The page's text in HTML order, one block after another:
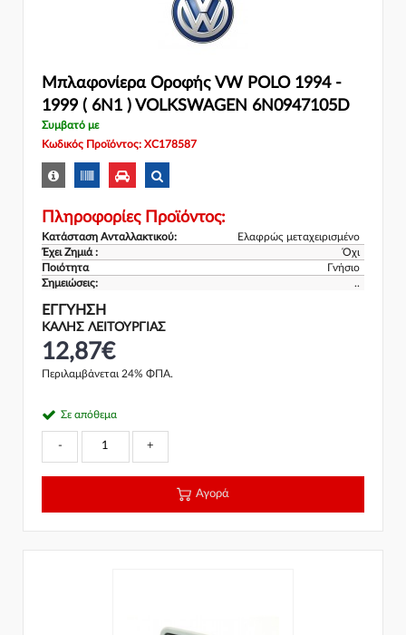
Μπλαφονίερα Οροφής VW POLO 1994 -
1999 ( 6N1 ) VOLKSWAGEN 6N0947105D
Συμβατό με
Κωδικός Προϊόντος: XC178587
Πληροφορίες Προϊόντος:
Κατάσταση Ανταλλακτικού:
Ελαφρώς μεταχειρισμένο
Έχει Ζημιά :
Όχι
Ποιότητα
Γνήσιο
Σημειώσεις:
..
ΕΓΓΎΗΣΗ
ΚΑΛΗΣ ΛΕΙΤΟΥΡΓΙΑΣ
12,87€
Περιλαμβάνεται 24% ΦΠΑ.
Σε απόθεμα
- +
Αγορά